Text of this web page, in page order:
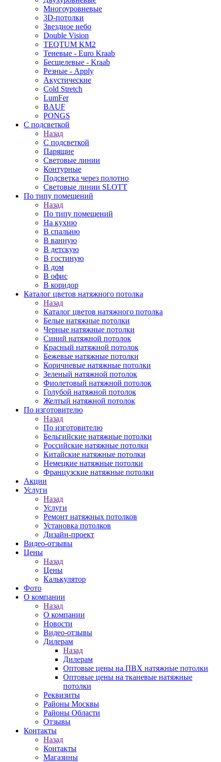
Многоуровневые
3D-потолки
Звездное небо
Double Vision
TEQTUM KM2
Теневые - Euro Kraab
Бесщелевые - Kraab
Резные - Apply
Акустические
Cold Stretch
LumFer
BAUF
PONGS
С подсветкой
Назад
С подсветкой
Парящие
Световые линии
Контурные
Подсветка через полотно
Световые линии SLOTT
По типу помещений
Назад
По типу помещений
На кухню
В спальню
В ванную
В детскую
В гостиную
В дом
В офис
В коридор
Каталог цветов натяжного потолка
Назад
Каталог цветов натяжного потолка
Белые натяжные потолки
Черные натяжные потолки
Синий натяжной потолок
Красный натяжной потолок
Бежевые натяжные потолки
Коричневые натяжные потолки
Зеленый натяжной потолок
Фиолетовый натяжной потолок
Голубой натяжной потолок
Желтый натяжной потолок
По изготовителю
Назад
По изготовителю
Бельгийские натяжные потолки
Российские натяжные потолки
Китайские натяжные потолки
Немецкие натяжные потолки
Французские натяжные потолки
Акции
Услуги
Назад
Услуги
Ремонт натяжных потолков
Установка потолков
Дизайн-проект
Видео-отзывы
Цены
Назад
Цены
Калькулятор
Фото
О компании
Назад
О компании
Новости
Видео-отзывы
Дилерам
Назад
Дилерам
Оптовые цены на ПВХ натяжные потолки
Оптовые цены на тканевые натяжные
потолки
Реквизиты
Районы Москвы
Районы Области
Отзывы
Контакты
Назад
Контакты
Магазины